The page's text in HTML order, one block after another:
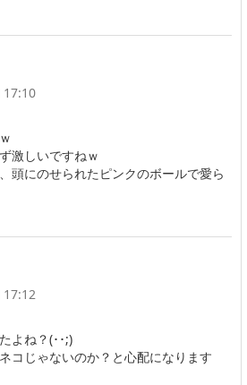
17:10
激しいですねｗ
頭にのせられたピンクのボールで愛ら
17:12
よね？(･･;)
コじゃないのか？と心配になります